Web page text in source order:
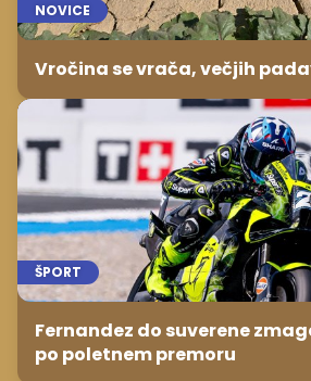
NOVICE
Vročina se vrača, večjih
ŠPORT
Fernandez do suverene
po poletnem premoru